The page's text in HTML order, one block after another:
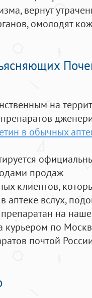
вернут
омолодят
на
в обычных
продаж
клиентов,
аптеке вслух,
на
курьером по
почтой